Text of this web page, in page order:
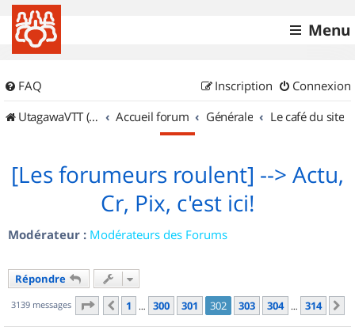
Menu
FAQ Connexion
Inscription
UtagawaVTT (Randos VTT et VTTAE avec traces GPS)
Accueil forum Générale Le café du site
[Les forumeurs roulent] --> Actu,
Cr, Pix, c'est ici!
Modérateur : Modérateurs des Forums
Répondre
3139 messages Page 302 sur314
Précédent
1 … 300 301 302 303 304 … 314